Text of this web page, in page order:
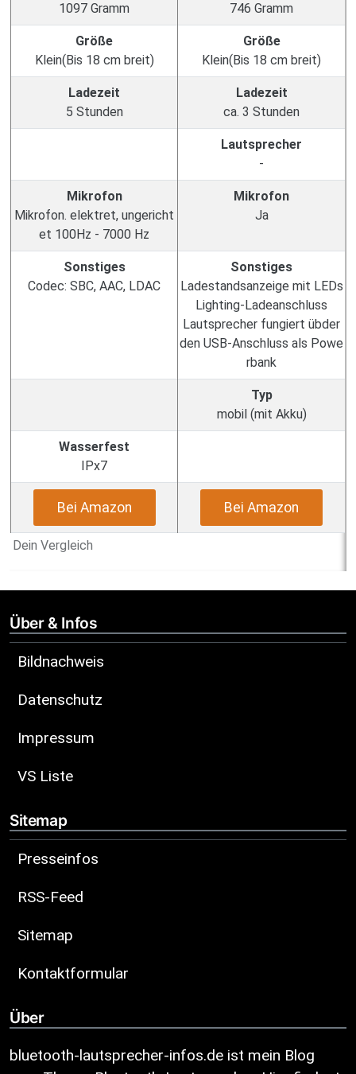
Dein Vergleich
1097 Gramm
746 Gramm
Größe
Klein(Bis 18 cm breit)
Größe
Klein(Bis 18 cm breit)
Ladezeit
5 Stunden
Ladezeit
ca. 3 Stunden
Lautsprecher
-
Mikrofon
Mikrofon. elektret, ungericht
et 100Hz - 7000 Hz
Mikrofon
Ja
Sonstiges
Codec: SBC, AAC, LDAC
Sonstiges
Ladestandsanzeige mit LEDs
Lighting-Ladeanschluss
Lautsprecher fungiert übder
den USB-Anschluss als Powe
rbank
Typ
mobil (mit Akku)
Wasserfest
IPx7
Bei Amazon Bei Amazon
Über & Infos
Bildnachweis
Datenschutz
Impressum
VS Liste
Sitemap
Presseinfos
RSS-Feed
Sitemap
Kontaktformular
Über
bluetooth-lautsprecher-infos.de ist mein Blog